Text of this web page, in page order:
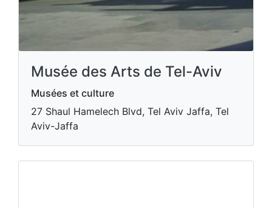
Musée des Arts de Tel-Aviv
Musées et culture
27 Shaul Hamelech Blvd, Tel Aviv Jaffa, Tel
Aviv-Jaffa